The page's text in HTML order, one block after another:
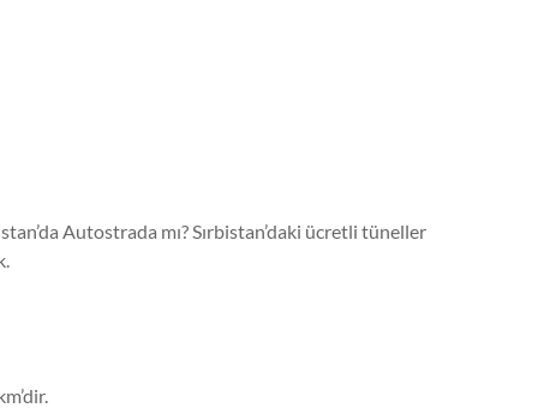
Autostrada mı? Sırbistan’daki ücretli tüneller